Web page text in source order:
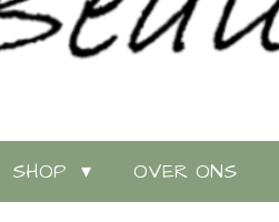
SHOP OVER ONS